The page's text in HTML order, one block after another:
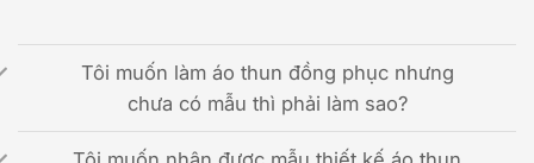
Tôi muốn làm áo thun đồng phục nhưng
chưa có mẫu thì phải làm sao?